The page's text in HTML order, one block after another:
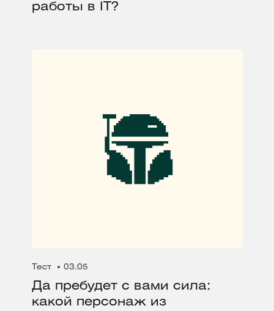
работы в IT?
Тест 03.05
Да пребудет с вами сила:
какой персонаж из